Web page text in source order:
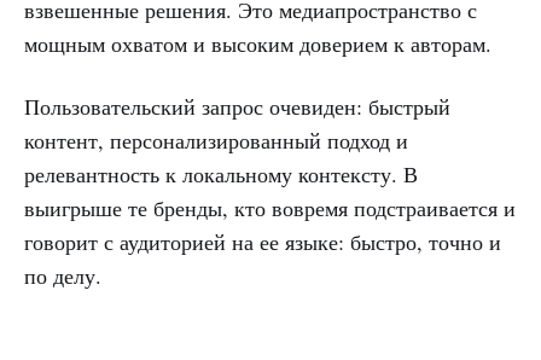
взвешенные решения. Это медиапространство с
мощным охватом и высоким доверием к авторам.
Пользовательский запрос очевиден: быстрый
контент, персонализированный подход и
релевантность к локальному контексту. В
выигрыше те бренды, кто вовремя подстраивается и
говорит с аудиторией на ее языке: быстро, точно и
по делу.